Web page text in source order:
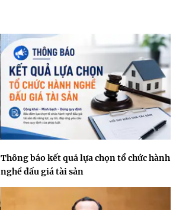
Thông báo kết quả lựa chọn tổ chức hành
nghề đấu giá tài sản